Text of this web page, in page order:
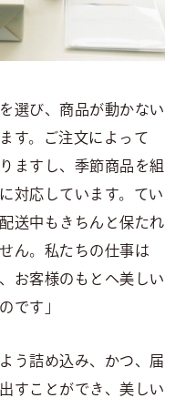
選び、商品が動かない
す。ご注文によって
ますし、季節商品を組
対応しています。てい
送中もきちんと保たれ
ん。私たちの仕事は
お客様のもとへ美しい
です」
う詰め込み、かつ、届
すことができ、美しい